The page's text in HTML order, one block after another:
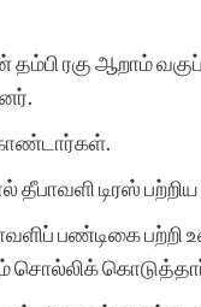
ரகு ஆறாம்
டிரஸ்
பண்டிகை பற்றி
சொல்லிக்